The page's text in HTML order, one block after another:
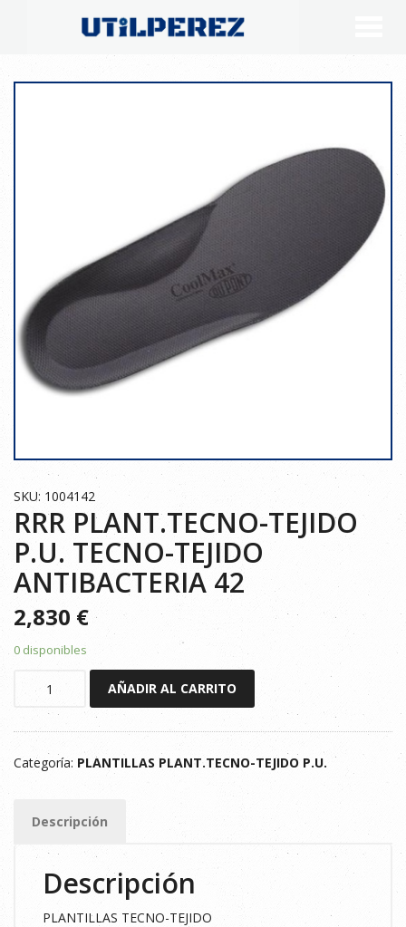
SKU: 1004142
RRR PLANT.TECNO-TEJIDO
P.U. TECNO-TEJIDO
ANTIBACTERIA 42
2,830 €
0 disponibles
TECNO-
cantidad
AÑADIR AL CARRITO
Categoría: PLANTILLAS PLANT.TECNO-TEJIDO P.U.
Descripción
Descripción
PLANTILLAS TECNO-TEJIDO